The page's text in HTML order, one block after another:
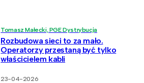
Tomasz Małecki, PGE Dystrybucja
Rozbudowa sieci to za mało.
Operatorzy przestaną być tylko
właścicielem kabli
23-04-2026